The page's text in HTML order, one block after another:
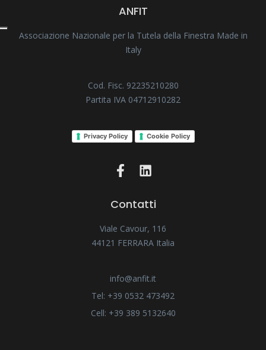
ANFIT
Associazione Nazionale per la Tutela della Finestra Made in
Italy
Cod. Fisc. 92235210280
Partita IVA 04712910282
Privacy Policy Cookie Policy
Contatti
Viale Cavour, 116
44121 FERRARA Italia
info@anfit.it
Tel: +39 0532 473492
Cell: +39 389 5132640